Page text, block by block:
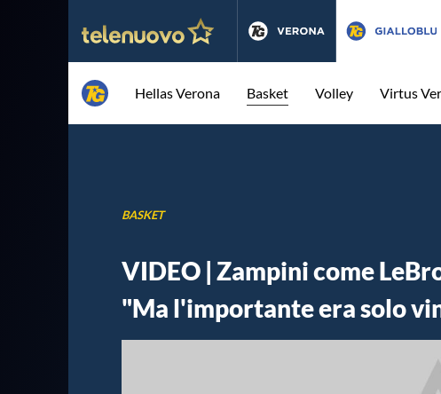
Hellas Verona Basket Volley Virtus
BASKET
VIDEO | Zampini come
"Ma l'importante era solo